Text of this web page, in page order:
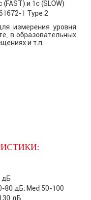
и 1с (SLOW)
1 Type 2
измерения уровня
в образовательных
и т.п.
дБ
80 дБ; Med 50-100
дБ